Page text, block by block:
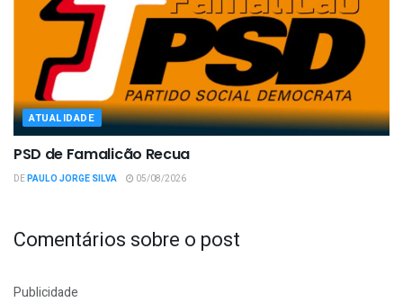
ATUALIDADE
PSD de Famalicão Recua
DEPAULO JORGE SILVA 05/08/2026
Comentários sobre o post
Publicidade